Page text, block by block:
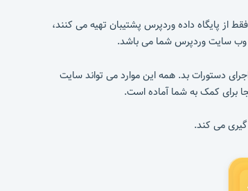
از پایگاه داده وردپرس پشتیبان تهیه می کنند،
وب سایت وردپرس شما می باشد.
دستورات بد. همه این موارد می تواند سایت
برای کمک به شما آماده است.